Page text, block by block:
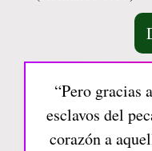
“Pero gracias
esclavos del
corazón a